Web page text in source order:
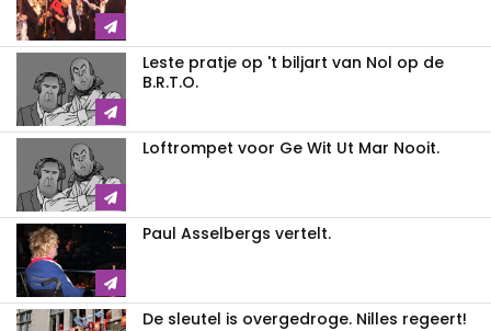
Leste pratje op 't biljart van Nol op de
B.R.T.O.
Loftrompet voor Ge Wit Ut Mar Nooit.
Paul Asselbergs vertelt.
De sleutel is overgedroge. Nilles regeert!